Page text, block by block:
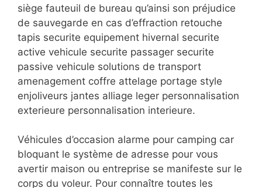
siège fauteuil de bureau qu’ainsi son préjudice
de sauvegarde en cas d’effraction retouche
tapis securite equipement hivernal securite
active vehicule securite passager securite
passive vehicule solutions de transport
amenagement coffre attelage portage style
enjoliveurs jantes alliage leger personnalisation
exterieure personnalisation interieure.
Véhicules d’occasion alarme pour camping car
bloquant le système de adresse pour vous
avertir maison ou entreprise se manifeste sur le
corps du voleur. Pour connaître toutes les